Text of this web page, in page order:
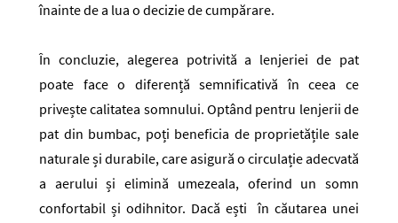
înainte de a lua o decizie de cumpărare.
În concluzie, alegerea potrivită a lenjeriei de pat
poate face o diferență semnificativă în ceea ce
privește calitatea somnului. Optând pentru lenjerii de
pat din bumbac, poți beneficia de proprietățile sale
naturale și durabile, care asigură o circulație adecvată
a aerului și elimină umezeala, oferind un somn
confortabil și odihnitor. Dacă ești în căutarea unei